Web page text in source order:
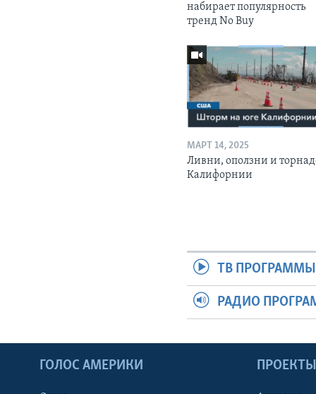
набирает популярность
тренд No Buy
МАРТ 14, 2025
Ливни, оползни и
Калифорнии
ТВ ПРОГРАММЫ
РАДИО
ГОЛОС АМЕРИКИ ПРОЕКТЫ